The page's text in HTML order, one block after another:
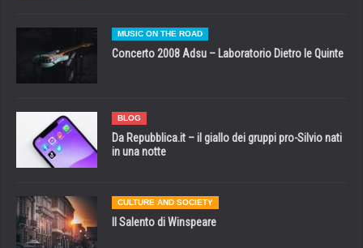
MUSIC ON THE ROAD
Concerto 2008 Adsu – Laboratorio Dietro le Quinte
BLOG
Da Repubblica.it – il giallo dei gruppi pro-Silvio nati
in una notte
CULTURE AND SOCIETY
Il Salento di Winspeare